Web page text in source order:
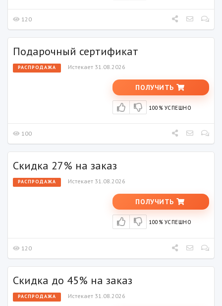
120
Подарочный сертификат
РАСПРОДАЖА Истекает 31.08.2026
ПОЛУЧИТЬ
100% УСПЕШНО
100
Скидка 27% на заказ
РАСПРОДАЖА Истекает 31.08.2026
ПОЛУЧИТЬ
100% УСПЕШНО
120
Скидка до 45% на заказ
РАСПРОДАЖА Истекает 31.08.2026